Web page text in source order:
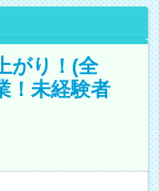
がり！(全
！未経験者